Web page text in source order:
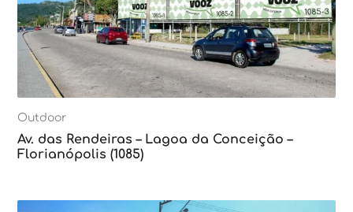
Outdoor
Av. das Rendeiras – Lagoa da Conceição –
Florianópolis (1085)